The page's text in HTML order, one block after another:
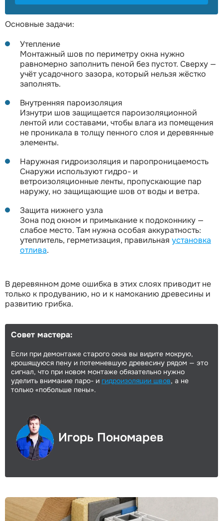
Основные задачи:
Утепление
Монтажный шов по периметру окна нужно
равномерно заполнить пеной без пустот. Сверху —
учёт усадочного зазора, который нельзя жёстко
заполнять.
Внутренняя пароизоляция
Изнутри шов защищается пароизоляционной
лентой или составами, чтобы влага из помещения
не проникала в толщу пенного слоя и деревянные
элементы.
Наружная гидроизоляция и паропроницаемость
Снаружи используют гидро- и
ветроизоляционные ленты, пропускающие пар
наружу, но защищающие шов от воды и ветра.
Защита нижнего узла
Зона под окном и примыкание к подоконнику —
слабое место. Там нужна особая аккуратность:
утеплитель, герметизация, правильная установка
отлива.
В деревянном доме ошибка в этих слоях приводит не
только к продуванию, но и к намоканию древесины и
развитию грибка.
Совет мастера:
Если при демонтаже старого окна вы видите мокрую,
крошящуюся пену и потемневшую древесину рядом — это
сигнал, что при новом монтаже обязательно нужно
уделить внимание паро- и гидроизоляции швов, а не
только «побольше пены».
Игорь Пономарев